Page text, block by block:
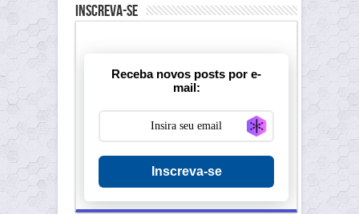
Inscreva-se
Receba novos posts por e-
mail:
Inscreva-se